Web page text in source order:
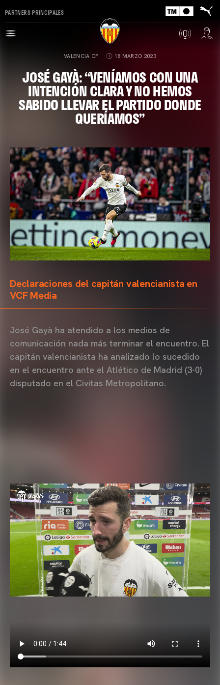
PARTNERS PRINCIPALES
VALENCIA CF 18 MARZO 2023
JOSÉ GAYÀ: “VENÍAMOS CON UNA
INTENCIÓN CLARA Y NO HEMOS
SABIDO LLEVAR EL PARTIDO DONDE
QUERÍAMOS”
Declaraciones del capitán valencianista en
VCF Media
José Gayà ha atendido a los medios de
comunicación nada más terminar el encuentro. El
capitán valencianista ha analizado lo sucedido
en el encuentro ante el Atlético de Madrid (3-0)
disputado en el Civitas Metropolitano.